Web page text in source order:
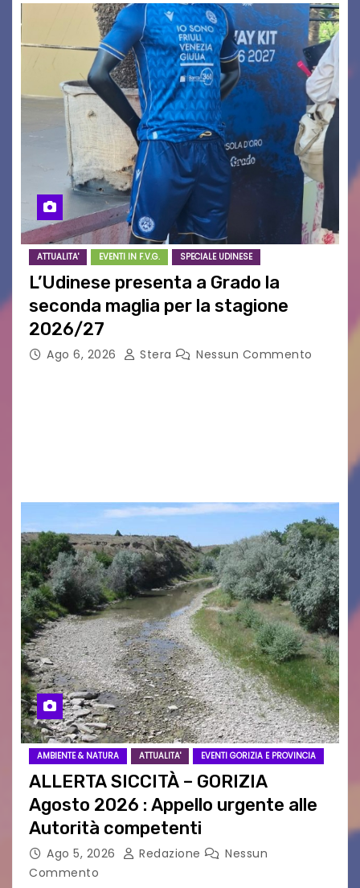
ATTUALITA' EVENTI IN F.V.G. SPECIALE UDINESE
L’Udinese presenta a Grado la
seconda maglia per la stagione
2026/27
Ago 6, 2026 Stera Nessun Commento
AMBIENTE & NATURA ATTUALITA' EVENTI GORIZIA E PROVINCIA
ALLERTA SICCITÀ – GORIZIA
Agosto 2026 : Appello urgente alle
Autorità competenti
Ago 5, 2026 Redazione
Nessun
Commento